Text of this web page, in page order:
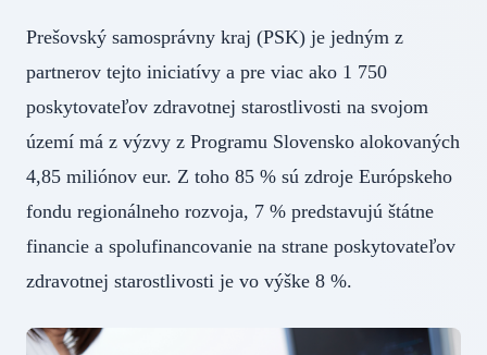
Prešovský samosprávny kraj (PSK) je jedným z
partnerov tejto iniciatívy a pre viac ako 1 750
poskytovateľov zdravotnej starostlivosti na svojom
území má z výzvy z Programu Slovensko alokovaných
4,85 miliónov eur. Z toho 85 % sú zdroje Európskeho
fondu regionálneho rozvoja, 7 % predstavujú štátne
financie a spolufinancovanie na strane poskytovateľov
zdravotnej starostlivosti je vo výške 8 %.